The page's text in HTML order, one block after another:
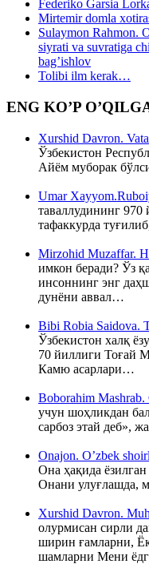
Federiko Garsia
Mirtemir domla
Sulaymon Rahmon.
siyrati va suvratiga
bag’ishlov
Tolibi ilm kerak…
ENG KO’P
Xurshid Davron.
Ўзбекистон
Айём муборак
Umar
таваллудининг
тафаккурда
Mirzohid Muzaffar.
имкон беради? Ўз
инсоннинг энг
дунёни аввал…
Bibi Robia Saidova.
Ўзбекистон халқ
70 йиллиги Тоғай
Камю асарлари…
Boborahim
учун шоҳликдан
сарбоз этай деб»,
Onajon. O’zbek
Она ҳақида
Онани улуғлашда,
Xurshid Davron.
олурмисан сирли
ширин ғамларни,
шамларни Мени